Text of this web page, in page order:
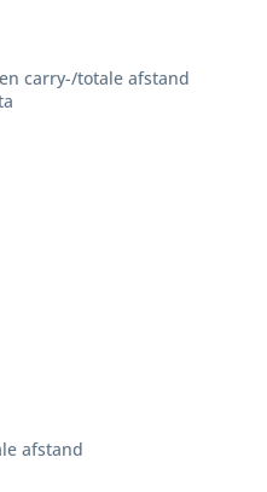
carry-/totale afstand
afstand